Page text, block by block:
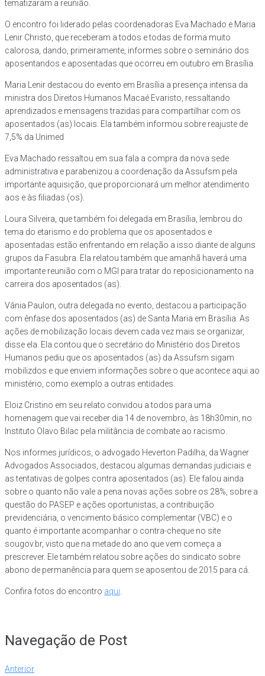
tematizaram a reunião.
O encontro foi liderado pelas coordenadoras Eva Machado e Maria
Lenir Christo, que receberam a todos e todas de forma muito
calorosa, dando, primeiramente, informes sobre o seminário dos
aposentandos e aposentadas que ocorreu em outubro em Brasília.
Maria Lenir destacou do evento em Brasília a presença intensa da
ministra dos Direitos Humanos Macaé Evaristo, ressaltando
aprendizados e mensagens trazidas para compartilhar com os
aposentados (as) locais. Ela também informou sobre reajuste de
7,5% da Unimed
Eva Machado ressaltou em sua fala a compra da nova sede
administrativa e parabenizou a coordenação da Assufsm pela
importante aquisição, que proporcionará um melhor atendimento
aos e às filiadas (os).
Loura Silveira, que também foi delegada em Brasília, lembrou do
tema do etarismo e do problema que os aposentados e
aposentadas estão enfrentando em relação a isso diante de alguns
grupos da Fasubra. Ela relatou também que amanhã haverá uma
importante reunião com o MGI para tratar do reposicionamento na
carreira dos aposentados (as).
Vânia Paulon, outra delegada no evento, destacou a participação
com ênfase dos aposentados (as) de Santa Maria em Brasília. As
ações de mobilização locais devem cada vez mais se organizar,
disse ela. Ela contou que o secretário do Ministério dos Direitos
Humanos pediu que os aposentados (as) da Assufsm sigam
mobilizdos e que enviem informações sobre o que acontece aqui ao
ministério, como exemplo a outras entidades.
Eloiz Cristino em seu relato convidou a todos para uma
homenagem que vai receber dia 14 de novembro, às 18h30min, no
Instituto Olavo Bilac pela militância de combate ao racismo.
Nos informes jurídicos, o advogado Heverton Padilha, da Wagner
Advogados Associados, destacou algumas demandas judiciais e
as tentativas de golpes contra aposentados (as). Ele falou ainda
sobre o quanto não vale a pena novas ações sobre os 28%, sobre a
questão do PASEP e ações oportunistas, a contribuição
previdenciária, o vencimento básico complementar (VBC) e o
quanto é importante acompanhar o contra-cheque no site
sougov.br, visto que na metade do ano que vem começa a
prescrever. Ele também relatou sobre ações do sindicato sobre
abono de permanência para quem se aposentou de 2015 para cá.
Confira fotos do encontro aqui
Navegação de Post
Anterior